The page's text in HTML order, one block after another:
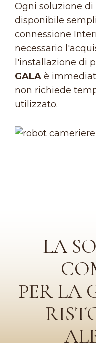
Ogni soluzione di
disponibile
connessione
necessario
l'installazione di
GALA è
non richiede
utilizzato.
LA
PER LA